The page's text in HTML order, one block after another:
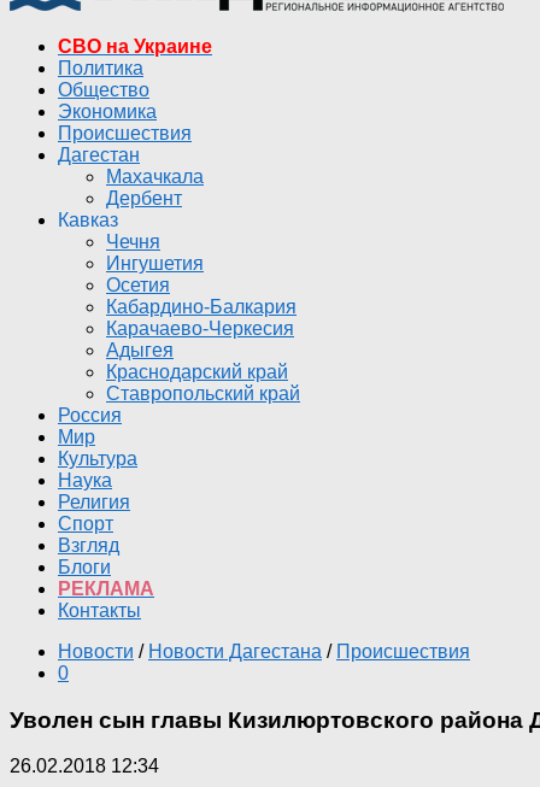
СВО на Украине
Политика
Общество
Экономика
Происшествия
Дагестан
Махачкала
Дербент
Кавказ
Чечня
Ингушетия
Осетия
Кабардино-Балкария
Карачаево-Черкесия
Адыгея
Краснодарский край
Ставропольский край
Россия
Мир
Культура
Наука
Религия
Спорт
Взгляд
Блоги
РЕКЛАМА
Контакты
Новости / Новости Дагестана / Происшествия
0
Уволен сын главы Кизилюртовского района
26.02.2018 12:34